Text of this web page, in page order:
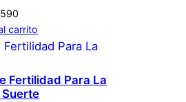
695641777710
carrito
Fertilidad Para La
Suerte